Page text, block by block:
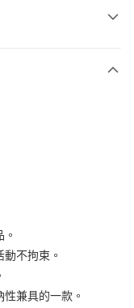
不拘束。
兼具的一款。